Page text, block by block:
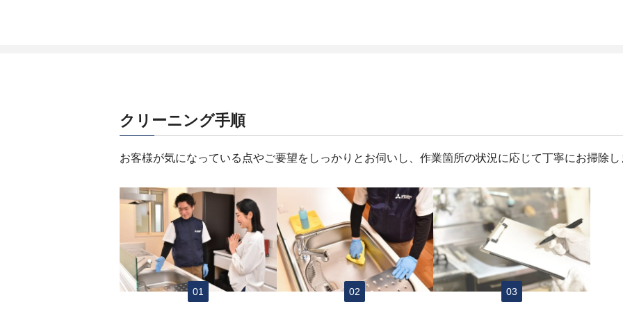
クリーニング手順
お客様が気になっている点やご要望をしっかりとお伺いし、作業箇所の状況に応じて丁寧にお掃除し
01 02 03